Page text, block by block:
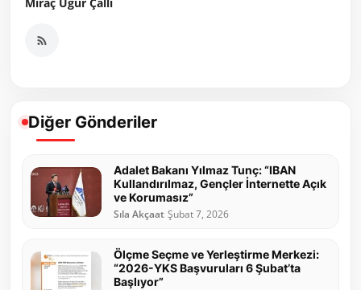
Diğer Gönderiler
Adalet Bakanı Yılmaz Tunç: “IBAN
Kullandırılmaz, Gençler İnternette Açık
ve Korumasız”
Sıla Akçaat Şubat 7, 2026
Ölçme Seçme ve Yerleştirme Merkezi:
“2026-YKS Başvuruları 6 Şubat’ta
Başlıyor”